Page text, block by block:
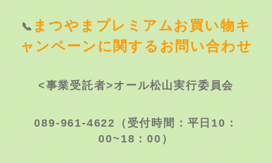
📞まつやまプレミアムお買い物キ
ャンペーンに関するお問い合わせ
<事業受託者>オール松山実行委員会
089-961-4622（受付時間：平日10：
00~18：00）